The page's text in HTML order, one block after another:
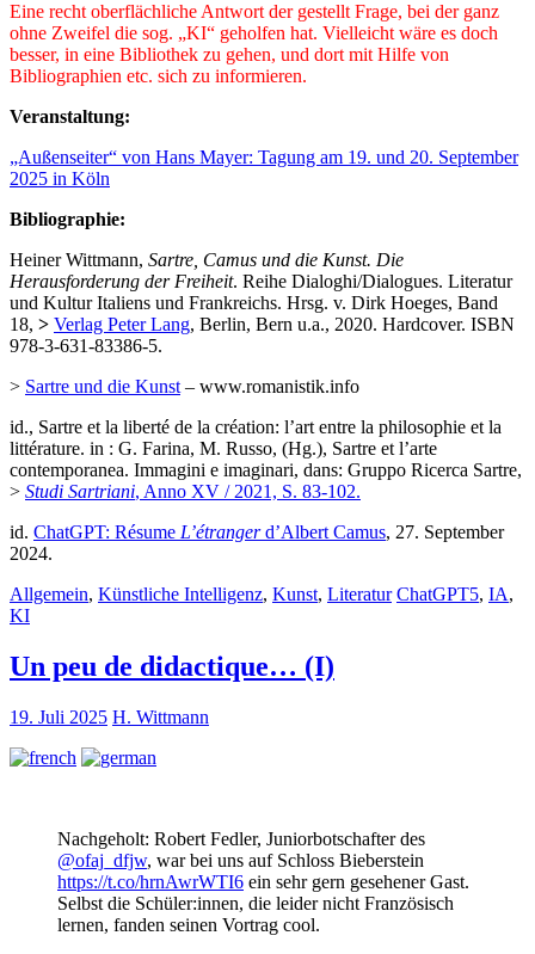
Eine recht oberflächliche Antwort der gestellt Frage, bei der ganz
ohne Zweifel die sog. „KI“ geholfen hat. Vielleicht wäre es doch
besser, in eine Bibliothek zu gehen, und dort mit Hilfe von
Bibliographien etc. sich zu informieren.
Veranstaltung:
„Außenseiter“ von Hans Mayer: Tagung am 19. und 20. September
2025 in Köln
Bibliographie:
Heiner Wittmann, Sartre, Camus und die Kunst. Die
Herausforderung der Freiheit. Reihe Dialoghi/Dialogues. Literatur
und Kultur Italiens und Frankreichs. Hrsg. v. Dirk Hoeges, Band
18, > Verlag Peter Lang, Berlin, Bern u.a., 2020. Hardcover. ISBN
978-3-631-83386-5.
> Sartre und die Kunst– www.romanistik.info
id., Sartre et la liberté de la création: l’art entre la philosophie et la
littérature. in : G. Farina, M. Russo, (Hg.), Sartre et l’arte
contemporanea. Immagini e imaginari, dans: Gruppo Ricerca Sartre,
> Studi Sartriani, Anno XV / 2021, S. 83-102.
id. ChatGPT: Résume L’étrangerd’Albert Camus, 27. September
2024.
Allgemein, Künstliche Intelligenz, Kunst, Literatur ChatGPT5, IA,
KI
Un peu de didactique… (I)
19. Juli 2025 H. Wittmann
Nachgeholt: Robert Fedler, Juniorbotschafter des
@ofaj_dfjw, war bei uns auf Schloss Bieberstein
https://t.co/hrnAwrWTI6 ein sehr gern gesehener Gast.
Selbst die Schüler:innen, die leider nicht Französisch
lernen, fanden seinen Vortrag cool.